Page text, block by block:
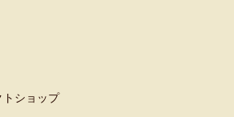
トショップ